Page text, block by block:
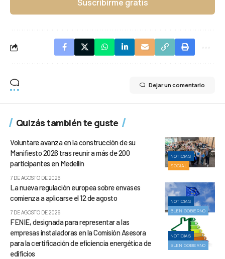
Suscribirme gratis
Dejar un comentario
Quizás también te guste
NOTICIAS
SOCIAL
Voluntare avanza en la construcción de su
Manifiesto 2026 tras reunir a más de 200
participantes en Medellín
7 DE AGOSTO DE 2026
NOTICIAS
BUEN GOBIERNO
La nueva regulación europea sobre envases
comienza a aplicarse el 12 de agosto
7 DE AGOSTO DE 2026
NOTICIAS
BUEN GOBIERNO
FENIE, designada para representar a las
empresas instaladoras en la Comisión Asesora
para la certificación de eficiencia energética de
edificios